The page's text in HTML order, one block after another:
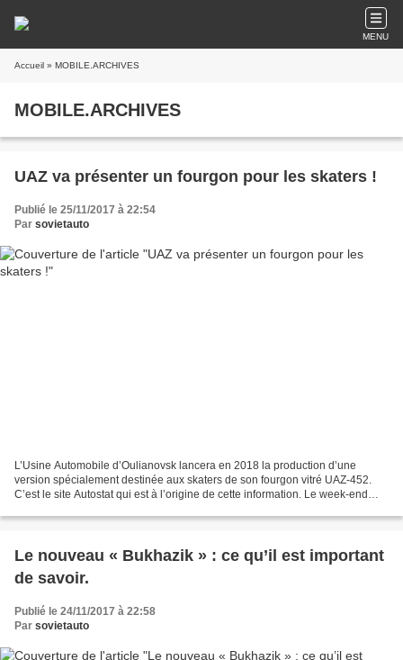
MENU
Accueil » MOBILE.ARCHIVES
MOBILE.ARCHIVES
UAZ va présenter un fourgon pour les skaters !
Publié le 25/11/2017 à 22:54
Par sovietauto
L’Usine Automobile d’Oulianovsk lancera en 2018 la production d’une
version spécialement destinée aux skaters de son fourgon vitré UAZ-452.
C’est le site Autostat qui est à l’origine de cette information. Le week-end
Le nouveau « Bukhazik » : ce qu’il est important
de savoir.
Publié le 24/11/2017 à 22:58
Par sovietauto